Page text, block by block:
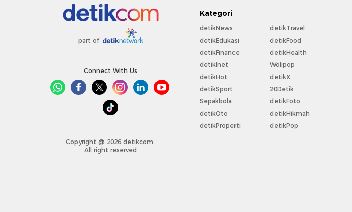
part of
Connect With Us
Copyright @ 2026 detikcom.
All right reserved
Kategori
detikNews
detikEdukasi
detikFinance
detikInet
detikHot
detikSport
Sepakbola
detikOto
detikProperti
detikTravel
detikFood
detikHealth
Wolipop
detikX
20Detik
detikFoto
detikHikmah
detikPop